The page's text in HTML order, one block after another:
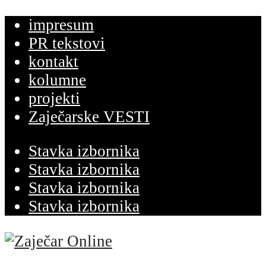
impresum
PR tekstovi
kontakt
kolumne
projekti
Zaječarske VESTI
Stavka izbornika
Stavka izbornika
Stavka izbornika
Stavka izbornika